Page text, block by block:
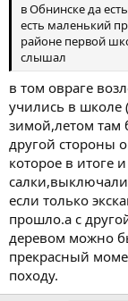
в Обнинске да
есть маленький
районе первой
слышал
в том овраге
учились в школе
зимой,летом там
другой стороны
которое в итоге
если только
прошло.а с
деревом можно
прекрасный
походу.